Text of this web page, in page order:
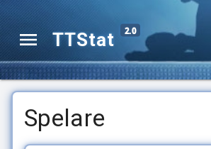
TTStat 2.0
Spelare